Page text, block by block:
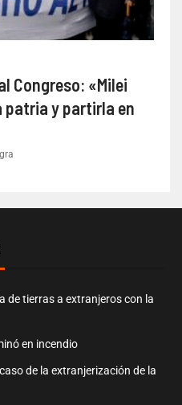
Congreso: «Milei
patria y partirla en
de tierras a extranjeros con la
en incendio
de la extranjerización de la